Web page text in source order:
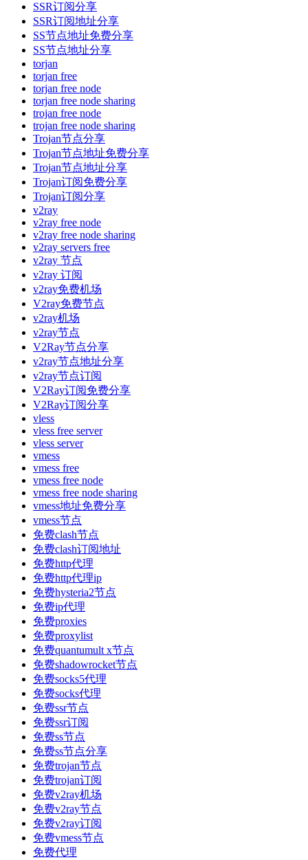
SSR订阅分享
SSR订阅地址分享
SS节点地址免费分享
SS节点地址分享
torjan
torjan free
torjan free node
torjan free node sharing
trojan free node
trojan free node sharing
Trojan节点分享
Trojan节点地址免费分享
Trojan节点地址分享
Trojan订阅免费分享
Trojan订阅分享
v2ray
v2ray free node
v2ray free node sharing
v2ray servers free
v2ray 节点
v2ray 订阅
v2ray免费机场
V2ray免费节点
v2ray机场
v2ray节点
V2Ray节点分享
v2ray节点地址分享
v2ray节点订阅
V2Ray订阅免费分享
V2Ray订阅分享
vless
vless free server
vless server
vmess
vmess free
vmess free node
vmess free node sharing
vmess地址免费分享
vmess节点
免费clash节点
免费clash订阅地址
免费http代理
免费http代理ip
免费hysteria2节点
免费ip代理
免费proxies
免费proxylist
免费quantumult x节点
免费shadowrocket节点
免费socks5代理
免费socks代理
免费ssr节点
免费ssr订阅
免费ss节点
免费ss节点分享
免费trojan节点
免费trojan订阅
免费v2ray机场
免费v2ray节点
免费v2ray订阅
免费vmess节点
免费代理